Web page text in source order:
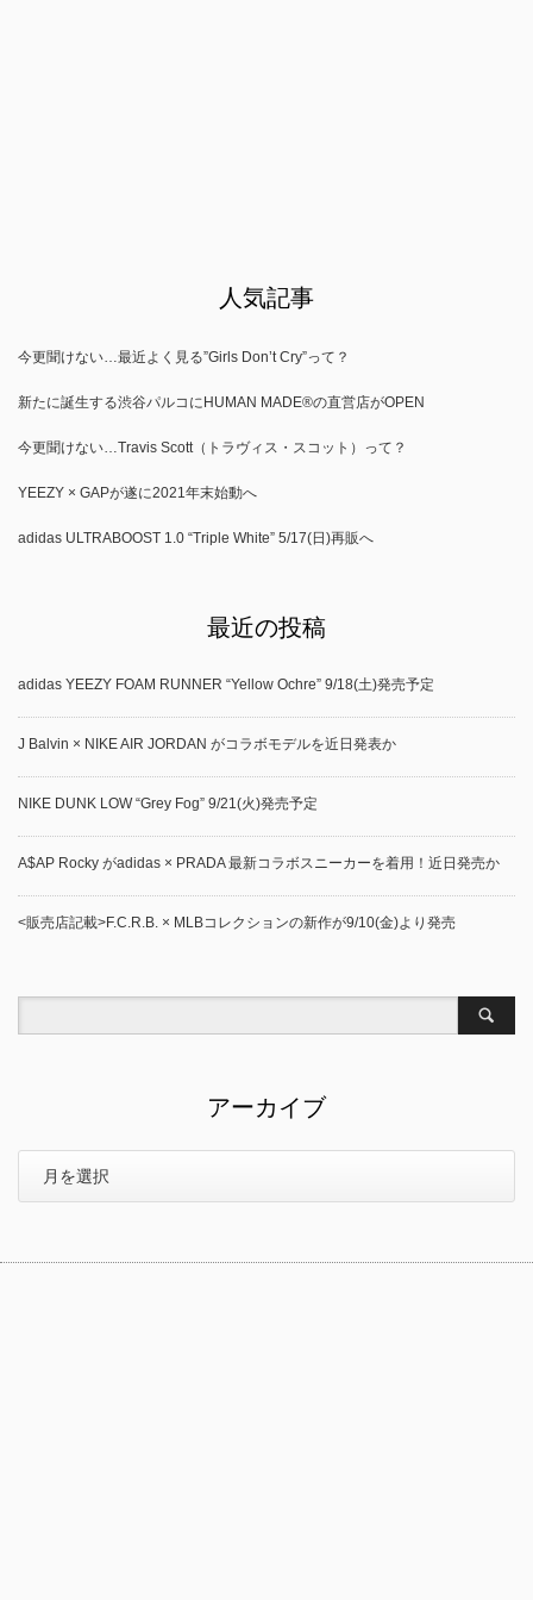
人気記事
今更聞けない…最近よく見る”Girls Don’t Cry”って？
新たに誕生する渋谷パルコにHUMAN MADE®の直営店がOPEN
今更聞けない…Travis Scott（トラヴィス・スコット）って？
YEEZY × GAPが遂に2021年末始動へ
adidas ULTRABOOST 1.0 “Triple White” 5/17(日)再販へ
最近の投稿
adidas YEEZY FOAM RUNNER “Yellow Ochre” 9/18(土)発売予定
J Balvin × NIKE AIR JORDAN がコラボモデルを近日発表か
NIKE DUNK LOW “Grey Fog” 9/21(火)発売予定
A$AP Rocky がadidas × PRADA 最新コラボスニーカーを着用！近日発売か
<販売店記載>F.C.R.B. × MLBコレクションの新作が9/10(金)より発売
アーカイブ